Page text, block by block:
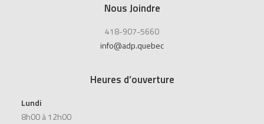
Nous Joindre
418-907-5660
info@adp.quebec
Heures d’ouverture
Lundi
8h00 à 12h00